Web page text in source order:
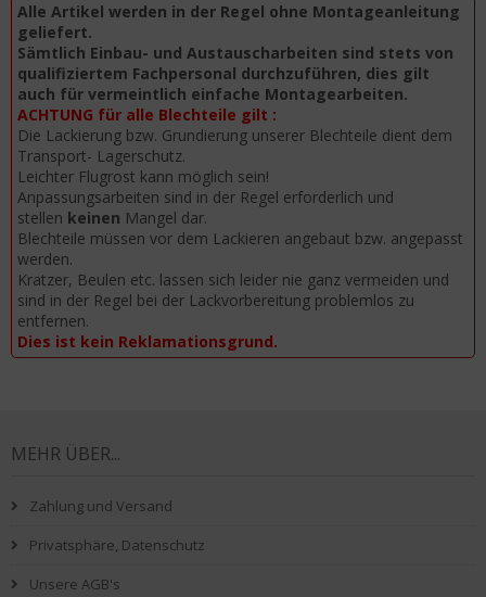
Alle Artikel werden in der Regel ohne Montageanleitung
geliefert.
Sämtlich Einbau- und Austauscharbeiten sind stets von
qualifiziertem Fachpersonal durchzuführen, dies gilt
auch für vermeintlich einfache Montagearbeiten.
ACHTUNG für alle Blechteile gilt :
Die Lackierung bzw. Grundierung unserer Blechteile dient dem
Transport- Lagerschutz.
Leichter Flugrost kann möglich sein!
Anpassungsarbeiten sind in der Regel erforderlich und
stellen keinen Mangel dar.
Blechteile müssen vor dem Lackieren angebaut bzw. angepasst
werden.
Kratzer, Beulen etc. lassen sich leider nie ganz vermeiden und
sind in der Regel bei der Lackvorbereitung problemlos zu
entfernen.
Dies ist kein Reklamationsgrund.
MEHR ÜBER...
Zahlung und Versand
Privatsphäre, Datenschutz
Unsere AGB's